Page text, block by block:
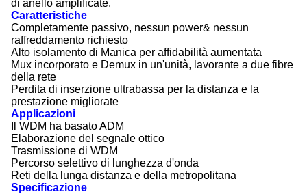
di anello amplificate.
Caratteristiche
Completamente passivo, nessun power& nessun
raffreddamento richiesto
Alto isolamento di Manica per affidabilità aumentata
Mux incorporato e Demux in un'unità, lavorante a due fibre
della rete
Perdita di inserzione ultrabassa per la distanza e la
prestazione migliorate
Applicazioni
Il WDM ha basato ADM
Elaborazione del segnale ottico
Trasmissione di WDM
Percorso selettivo di lunghezza d'onda
Reti della lunga distanza e della metropolitana
Specificazione